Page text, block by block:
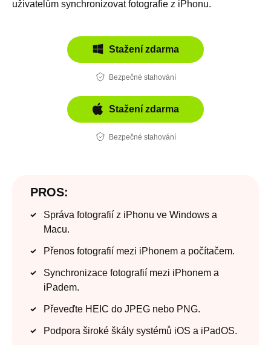
uživatelům synchronizovat fotografie z iPhonu.
Stažení zdarma
Bezpečné stahování
Stažení zdarma
Bezpečné stahování
PROS:
Správa fotografií z iPhonu ve Windows a
Macu.
Přenos fotografií mezi iPhonem a počítačem.
Synchronizace fotografií mezi iPhonem a
iPadem.
Převeďte HEIC do JPEG nebo PNG.
Podpora široké škály systémů iOS a iPadOS.